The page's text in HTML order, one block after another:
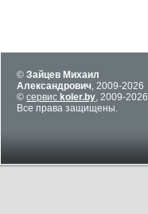
© Зайцев Михаил
Александрович, 2009-2026
© сервис koler.by, 2009-2026
Все права защищены.